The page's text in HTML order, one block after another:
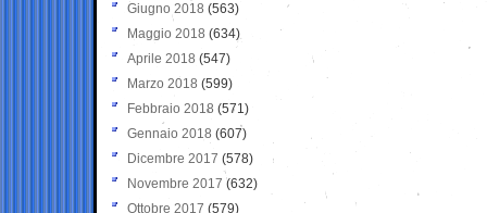
Giugno 2018 (563)
Maggio 2018 (634)
Aprile 2018 (547)
Marzo 2018 (599)
Febbraio 2018 (571)
Gennaio 2018 (607)
Dicembre 2017 (578)
Novembre 2017 (632)
Ottobre 2017 (579)